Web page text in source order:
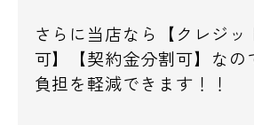
さらに当店なら【クレジッ
可】【契約金分割可】なの
負担を軽減できます！！